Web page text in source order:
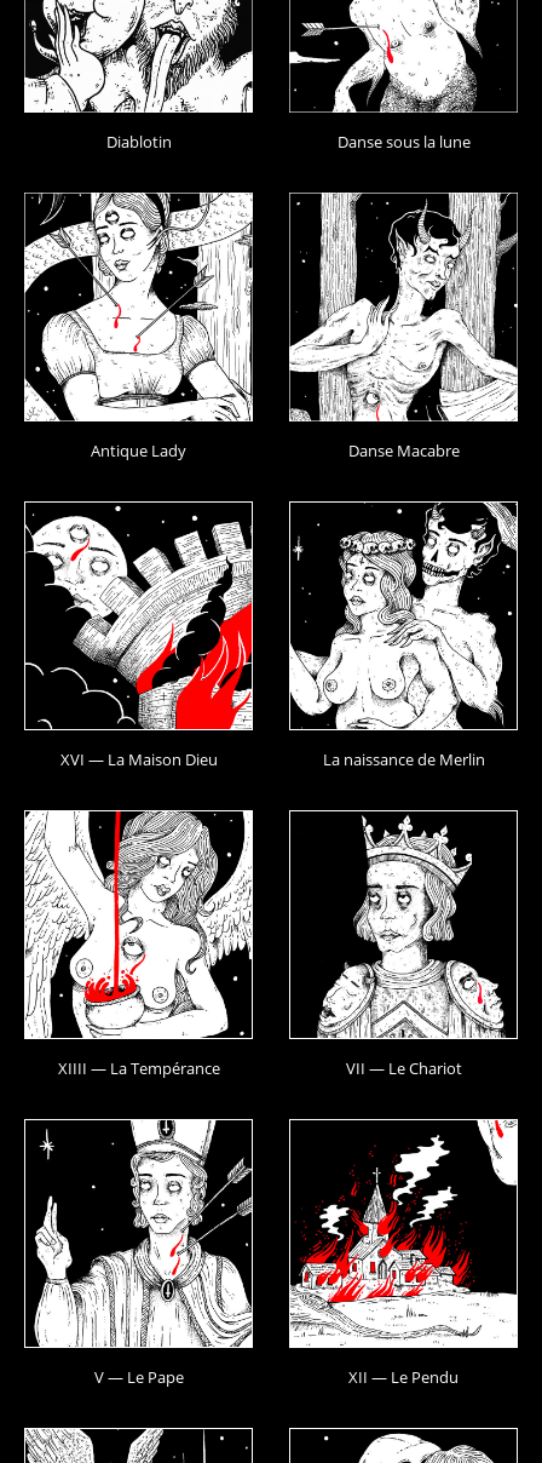
Diablotin Danse sous la lune
Antique Lady Danse Macabre
XVI — La Maison Dieu La naissance de Merlin
XIIII — La Tempérance VII — Le Chariot
V — Le Pape XII — Le Pendu